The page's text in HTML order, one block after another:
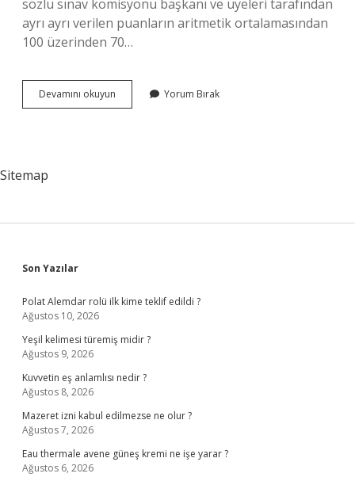
sözlü sınav komisyonu başkanı ve üyeleri tarafından
ayrı ayrı verilen puanların aritmetik ortalamasından
100 üzerinden 70…
Devamını okuyun Müfettiş
Olmak
Yorum Bırak
Sitemap
Sidebar
Son Yazılar
Polat Alemdar rolü ilk kime teklif edildi ?
Ağustos 10, 2026
Yeşil kelimesi türemiş midir ?
Ağustos 9, 2026
Kuvvetin eş anlamlısı nedir ?
Ağustos 8, 2026
Mazeret izni kabul edilmezse ne olur ?
Ağustos 7, 2026
Eau thermale avene güneş kremi ne işe yarar ?
Ağustos 6, 2026